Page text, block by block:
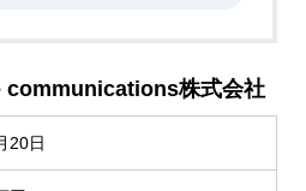
株式会社
20日